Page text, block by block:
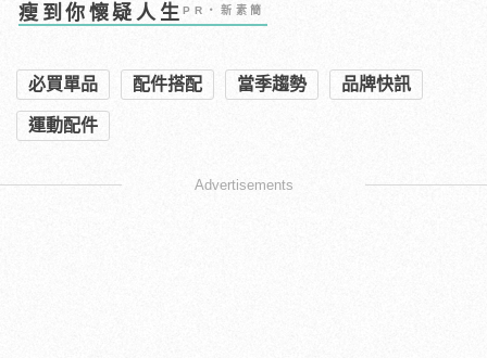
瘦到你懷疑人生PR・新素簡
必買單品 配件搭配 當季趨勢 品牌快訊
運動配件
Advertisements